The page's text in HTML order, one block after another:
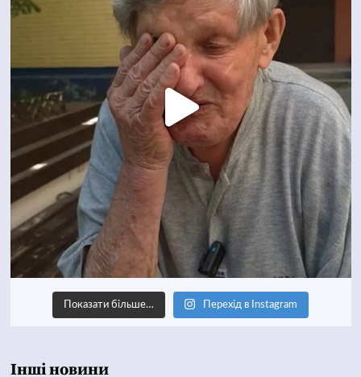
Показати більше… Перехід в Instagram
Інші новини